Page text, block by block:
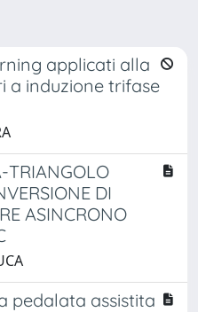
applicati alla
a induzione trifase
TRIANGOLO
DI
ASINCRONO
pedalata assistita